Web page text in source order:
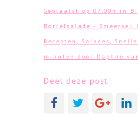
Geplaatst op 07:00h in
Borrelsalade - Smeersel ,
Recepten , Salades ,
minuten
door Daphne
Deel deze post